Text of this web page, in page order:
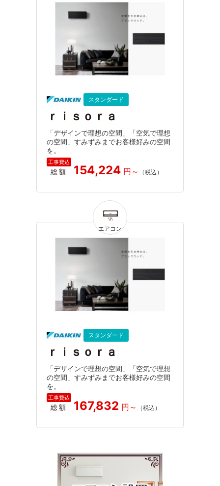
スタンダード
ｒｉｓｏｒａ
「デザインで理想の空間」「空気で理想
の空間」すみずみまでお客様好みの空間
を。
総額 154,224
スタンダード
ｒｉｓｏｒａ
「デザインで理想の空間」「空気で理想
の空間」すみずみまでお客様好みの空間
を。
総額 167,832